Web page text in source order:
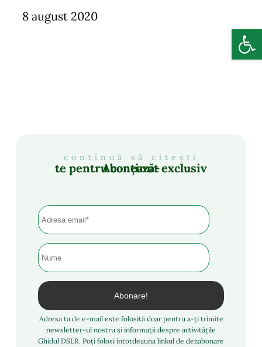
8 august 2020
continuă să citești
Abonează-te pentru conținut exclusiv
Adresa ta de e-mail este folosită doar pentru a-ți trimite
newsletter-ul nostru și informații despre activitățile
Ghidul DSLR. Poți folosi întotdeauna linkul de dezabonare